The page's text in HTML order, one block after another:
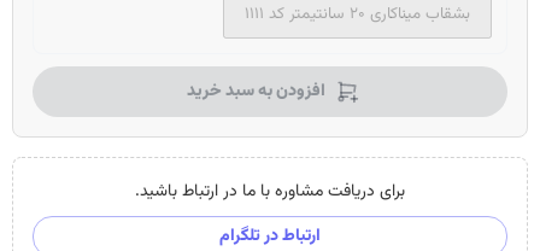
بشقاب میناکاری ۲۰ سانتیمتر کد ۱۱۱۱
افزودن به سبد خرید
برای دریافت مشاوره با ما در ارتباط باشید.
ارتباط در تلگرام